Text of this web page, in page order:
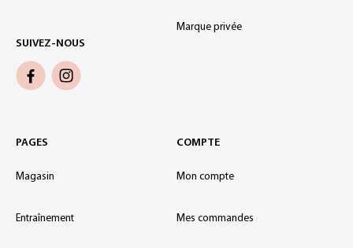
SUIVEZ-NOUS
Marque privée
PAGES
Magasin
Entraînement
COMPTE
Mon compte
Mes commandes